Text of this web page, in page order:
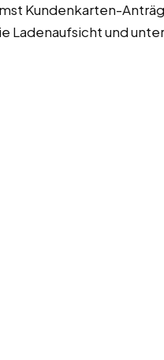
Kundenkarten-
Ladenaufsicht und